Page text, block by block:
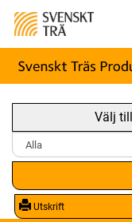
Välj
Utskrift